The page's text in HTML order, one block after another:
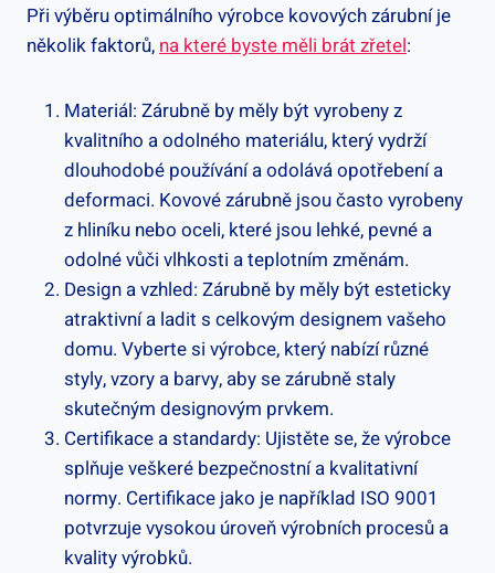
Při výběru optimálního výrobce kovových zárubní je
několik faktorů, na které byste měli brát zřetel:
Materiál: Zárubně by měly být vyrobeny z
kvalitního a odolného materiálu, který vydrží
dlouhodobé používání a odolává opotřebení a
deformaci. Kovové zárubně jsou často vyrobeny
z hliníku nebo oceli, které jsou lehké, pevné a
odolné vůči vlhkosti a teplotním změnám.
Design a vzhled: Zárubně by měly být esteticky
atraktivní a ladit s celkovým designem vašeho
domu. Vyberte si výrobce, který nabízí různé
styly, vzory a barvy, aby se zárubně staly
skutečným designovým prvkem.
Certifikace a standardy: Ujistěte se, že výrobce
splňuje veškeré bezpečnostní a kvalitativní
normy. Certifikace jako je například ISO 9001
potvrzuje vysokou úroveň výrobních procesů a
kvality výrobků.